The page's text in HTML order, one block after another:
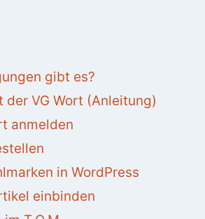
gibt es?
VG Wort (Anleitung)
anmelden
in WordPress
einbinden